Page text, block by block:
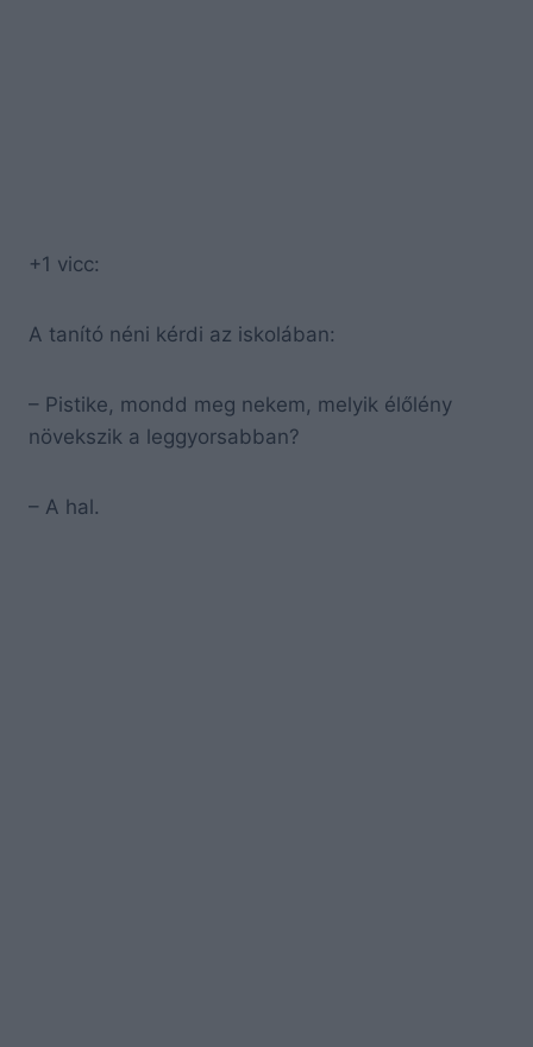
+1 vicc:
A tanító néni kérdi az iskolában:
– Pistike, mondd meg nekem, melyik élőlény
növekszik a leggyorsabban?
– A hal.